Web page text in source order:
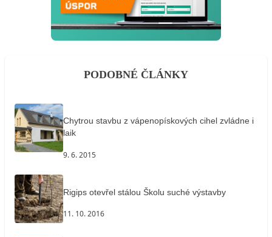
PODOBNÉ ČLÁNKY
Chytrou stavbu z vápenopískových cihel zvládne i
laik
9. 6. 2015
Rigips otevřel stálou Školu suché výstavby
11. 10. 2016